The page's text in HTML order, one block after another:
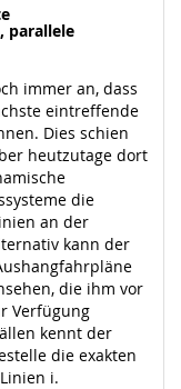
parallele
immer an, dass
eintreffende
Dies schien
heutzutage dort
die
an der
kann der
die ihm vor
Verfügung
kennt der
die exakten
i.